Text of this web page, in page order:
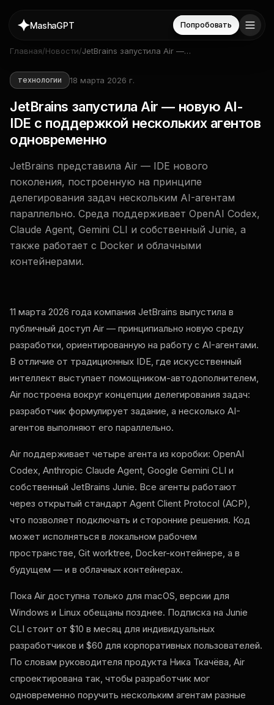
MashaGPT Попробовать
Главная/Новости/JetBrains запустила Air —
одновременно
технологии 18 марта 2026 г.
JetBrains запустила Air — новую AI-
IDE с поддержкой нескольких агентов
одновременно
JetBrains представила Air — IDE нового
поколения, построенную на принципе
делегирования задач нескольким AI-агентам
параллельно. Среда поддерживает OpenAI Codex,
Claude Agent, Gemini CLI и собственный Junie, а
также работает с Docker и облачными
контейнерами.
11 марта 2026 года компания JetBrains выпустила в
публичный доступ Air — принципиально новую среду
разработки, ориентированную на работу с AI-агентами.
В отличие от традиционных IDE, где искусственный
интеллект выступает помощником-автодополнителем,
Air построена вокруг концепции делегирования задач:
разработчик формулирует задание, а несколько AI-
агентов выполняют его параллельно.
Air поддерживает четыре агента из коробки: OpenAI
Codex, Anthropic Claude Agent, Google Gemini CLI и
собственный JetBrains Junie. Все агенты работают
через открытый стандарт Agent Client Protocol (ACP),
что позволяет подключать и сторонние решения. Код
может исполняться в локальном рабочем
пространстве, Git worktree, Docker-контейнере, а в
будущем — и в облачных контейнерах.
Пока Air доступна только для macOS, версии для
Windows и Linux обещаны позднее. Подписка на Junie
CLI стоит от $10 в месяц для индивидуальных
разработчиков и $60 для корпоративных пользователей.
По словам руководителя продукта Ника Ткачёва, Air
спроектирована так, чтобы разработчик мог
одновременно поручить нескольким агентам разные